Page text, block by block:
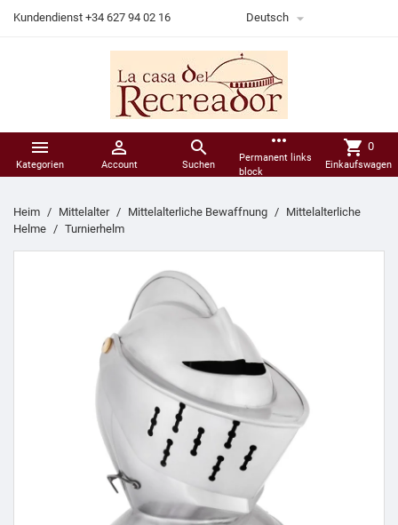
Kundendienst +34 627 94 02 16 Deutsch 

Kategorien

Account

Suchen
more_horiz
Permanent links
block
shopping_cart 0
Einkaufswagen
Heim Mittelalter Mittelalterliche Bewaffnung
Mittelalterliche
Helme
Turnierhelm